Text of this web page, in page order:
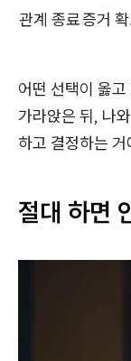
관계 종료증거
어떤 선택이 옳
가라앉은 뒤, 나
하고 결정하는 거
절대 하면